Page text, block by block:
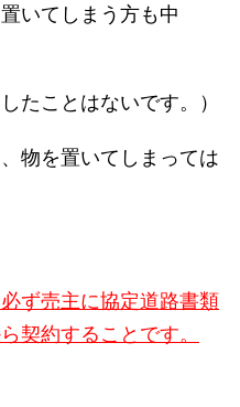
いてしまう方も中
たことはないです。）
物を置いてしまっては
ず売主に協定道路書類
契約することです。